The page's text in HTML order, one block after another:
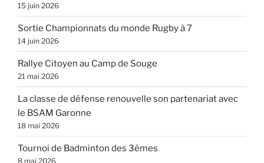
15 juin 2026
Sortie Championnats du monde Rugby à 7
14 juin 2026
Rallye Citoyen au Camp de Souge
21 mai 2026
La classe de défense renouvelle son partenariat avec
le BSAM Garonne
18 mai 2026
Tournoi de Badminton des 3èmes
8 mai 2026